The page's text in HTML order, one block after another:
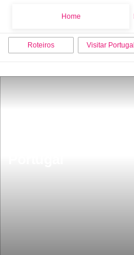
Home
Roteiros Visitar Portugal